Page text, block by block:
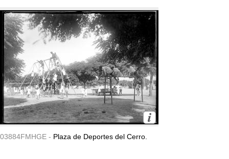
03884FMHGE - Plaza de Deportes del Cerro.